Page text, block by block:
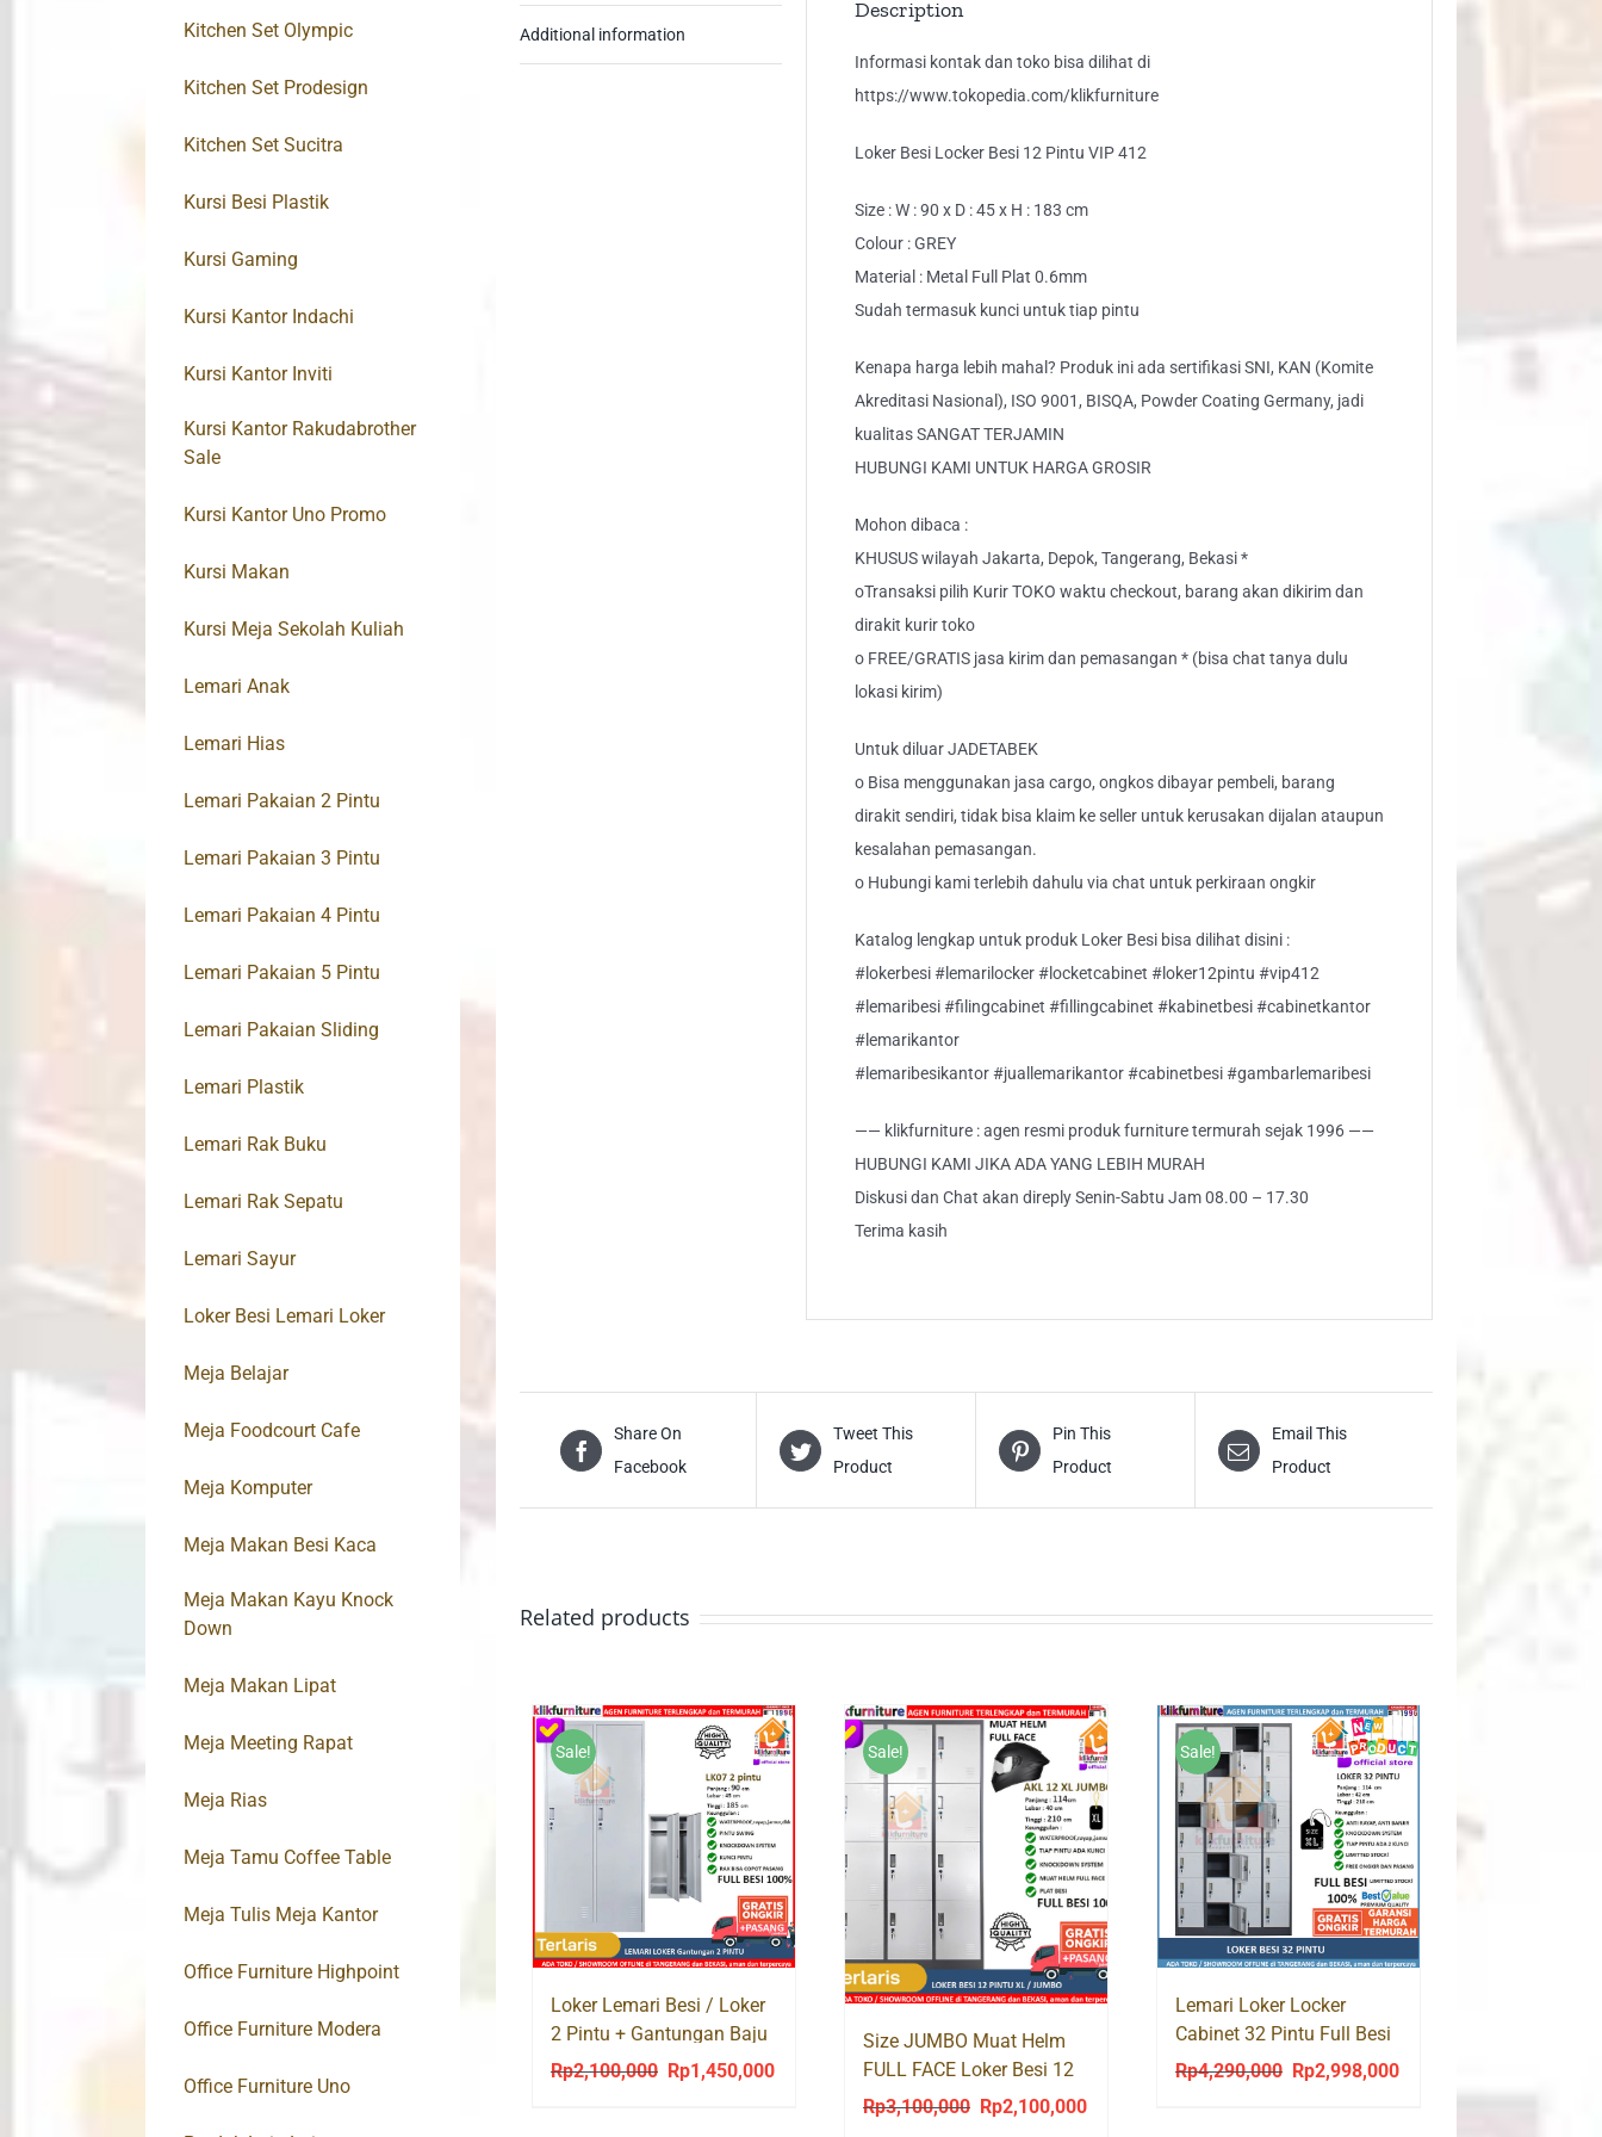
Additional information
Description
Informasi kontak dan toko bisa dilihat di
https://www.tokopedia.com/klikfurniture
Loker Besi Locker Besi 12 Pintu VIP 412
Size : W : 90 x D : 45 x H : 183 cm
Colour : GREY
Material : Metal Full Plat 0.6mm
Sudah termasuk kunci untuk tiap pintu
Kenapa harga lebih mahal? Produk ini ada sertifikasi SNI, KAN (Komite
Akreditasi Nasional), ISO 9001, BISQA, Powder Coating Germany, jadi
kualitas SANGAT TERJAMIN
HUBUNGI KAMI UNTUK HARGA GROSIR
Mohon dibaca :
KHUSUS wilayah Jakarta, Depok, Tangerang, Bekasi *
oTransaksi pilih Kurir TOKO waktu checkout, barang akan dikirim dan
dirakit kurir toko
o FREE/GRATIS jasa kirim dan pemasangan * (bisa chat tanya dulu
lokasi kirim)
Untuk diluar JADETABEK
o Bisa menggunakan jasa cargo, ongkos dibayar pembeli, barang
dirakit sendiri, tidak bisa klaim ke seller untuk kerusakan dijalan ataupun
kesalahan pemasangan.
o Hubungi kami terlebih dahulu via chat untuk perkiraan ongkir
Katalog lengkap untuk produk Loker Besi bisa dilihat disini :
#lokerbesi #lemarilocker #locketcabinet #loker12pintu #vip412
#lemaribesi #filingcabinet #fillingcabinet #kabinetbesi #cabinetkantor
#lemarikantor
#lemaribesikantor #juallemarikantor #cabinetbesi #gambarlemaribesi
—— klikfurniture : agen resmi produk furniture termurah sejak 1996 ——
HUBUNGI KAMI JIKA ADA YANG LEBIH MURAH
Diskusi dan Chat akan direply Senin-Sabtu Jam 08.00 – 17.30
Terima kasih
Share On
Facebook
Tweet This
Product
Pin This
Product
Email This
Product
Related products
Sale!
Loker Lemari Besi / Loker
2 Pintu + Gantungan Baju
LK07
Rp2,100,000
Original
Rp1,450,000Current
Sale!
Size JUMBO Muat Helm
FULL FACE Loker Besi 12
Pintu AKL 12 / TL04
Rp3,100,000
Original
Rp2,100,000Current
Sale!
Lemari Loker Locker
Cabinet 32 Pintu Full Besi
AKL 32
Rp4,290,000
Original
Rp2,998,000Current
Kitchen Set Olympic
Kitchen Set Prodesign
Kitchen Set Sucitra
Kursi Besi Plastik
Kursi Gaming
Kursi Kantor Indachi
Kursi Kantor Inviti
Kursi Kantor Rakudabrother
Sale
Kursi Kantor Uno Promo
Kursi Makan
Kursi Meja Sekolah Kuliah
Lemari Anak
Lemari Hias
Lemari Pakaian 2 Pintu
Lemari Pakaian 3 Pintu
Lemari Pakaian 4 Pintu
Lemari Pakaian 5 Pintu
Lemari Pakaian Sliding
Lemari Plastik
Lemari Rak Buku
Lemari Rak Sepatu
Lemari Sayur
Loker Besi Lemari Loker
Meja Belajar
Meja Foodcourt Cafe
Meja Komputer
Meja Makan Besi Kaca
Meja Makan Kayu Knock
Down
Meja Makan Lipat
Meja Meeting Rapat
Meja Rias
Meja Tamu Coffee Table
Meja Tulis Meja Kantor
Office Furniture Highpoint
Office Furniture Modera
Office Furniture Uno